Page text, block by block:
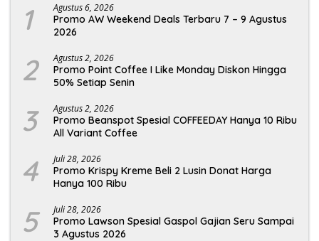
1 Agustus 6, 2026
Promo AW Weekend Deals Terbaru 7 – 9 Agustus
2026
2 Agustus 2, 2026
Promo Point Coffee I Like Monday Diskon Hingga
50% Setiap Senin
3 Agustus 2, 2026
Promo Beanspot Spesial COFFEEDAY Hanya 10 Ribu
All Variant Coffee
4 Juli 28, 2026
Promo Krispy Kreme Beli 2 Lusin Donat Harga
Hanya 100 Ribu
5 Juli 28, 2026
Promo Lawson Spesial Gaspol Gajian Seru Sampai
3 Agustus 2026